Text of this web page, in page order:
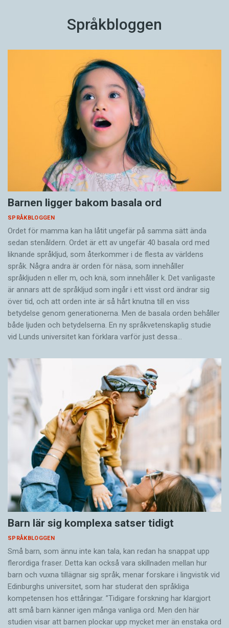
Språkbloggen
Barnen ligger bakom basala ord
SPRÅKBLOGGEN
Ordet för mamma kan ha låtit ungefär på samma sätt ända
sedan stenåldern. Ordet är ett av ungefär 40 basala ord med
liknande språkljud, som återkommer i de flesta av världens
språk. Några andra är orden för näsa, som innehåller
språkljuden n eller m, och knä, som innehåller k. Det vanligaste
är annars att de språkljud som ingår i ett visst ord ändrar sig
över tid, och att orden inte är så hårt knutna till en viss
betydelse genom generationerna. Men de basala orden behåller
både ljuden och betydelserna. En ny språkvetenskaplig studie
vid Lunds universitet kan förklara varför just dessa…
Barn lär sig komplexa satser tidigt
SPRÅKBLOGGEN
Små barn, som ännu inte kan tala, kan redan ha snappat upp
flerordiga fraser. Detta kan också vara skillnaden mellan hur
barn och vuxna tillägnar sig språk, menar forskare i lingvistik vid
Edinburghs universitet, som har studerat den språkliga
kompetensen hos ettåringar. ”Tidigare forskning har klargjort
att små barn känner igen många vanliga ord. Men den här
studien visar att barnen plockar upp mycket mer än enstaka ord